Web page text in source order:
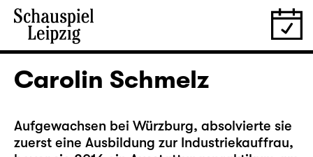
Carolin Schmelz
Aufgewachsen bei Würzburg, absolvierte sie
zuerst eine Ausbildung zur Industriekauffrau,